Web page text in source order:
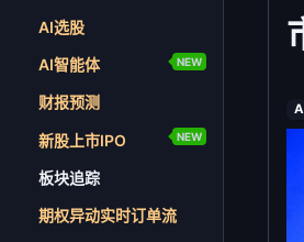
AI选股
AI智能体 NEW
财报预测
新股上市IPO NEW
板块追踪
期权异动实时订单流